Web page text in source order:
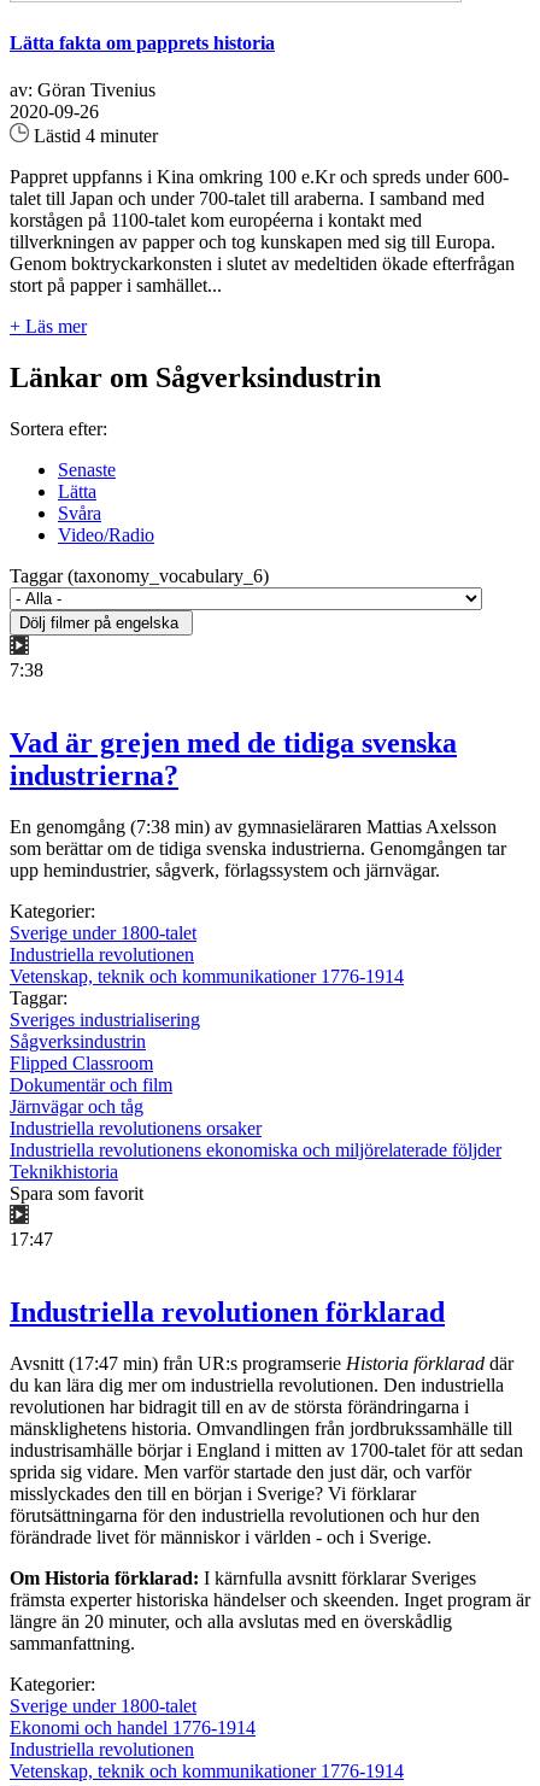
Lätta fakta om papprets historia
av: Göran Tivenius
2020-09-26
Lästid 4 minuter
Pappret uppfanns i Kina omkring 100 e.Kr och spreds under 600-
talet till Japan och under 700-talet till araberna. I samband med
korstågen på 1100-talet kom européerna i kontakt med
tillverkningen av papper och tog kunskapen med sig till Europa.
Genom boktryckarkonsten i slutet av medeltiden ökade efterfrågan
stort på papper i samhället...
+ Läs mer
Länkar om Sågverksindustrin
Sortera efter:
Senaste
Lätta
Svåra
Video/Radio
Taggar (taxonomy_vocabulary_6)
7:38
Vad är grejen med de tidiga svenska
industrierna?
En genomgång (7:38 min) av gymnasieläraren Mattias Axelsson
som berättar om de tidiga svenska industrierna. Genomgången tar
upp hemindustrier, sågverk, förlagssystem och järnvägar.
Kategorier:
Sverige under 1800-talet
Industriella revolutionen
Vetenskap, teknik och kommunikationer 1776-1914
Taggar:
Sveriges industrialisering
Sågverksindustrin
Flipped Classroom
Dokumentär och film
Järnvägar och tåg
Industriella revolutionens orsaker
Industriella revolutionens ekonomiska och miljörelaterade följder
Teknikhistoria
Spara som favorit
17:47
Industriella revolutionen förklarad
Avsnitt (17:47 min) från UR:s programserie Historia förklarad där
du kan lära dig mer om industriella revolutionen. Den industriella
revolutionen har bidragit till en av de största förändringarna i
mänsklighetens historia. Omvandlingen från jordbrukssamhälle till
industrisamhälle börjar i England i mitten av 1700-talet för att sedan
sprida sig vidare. Men varför startade den just där, och varför
misslyckades den till en början i Sverige? Vi förklarar
förutsättningarna för den industriella revolutionen och hur den
förändrade livet för människor i världen - och i Sverige.
Om Historia förklarad: I kärnfulla avsnitt förklarar Sveriges
främsta experter historiska händelser och skeenden. Inget program är
längre än 20 minuter, och alla avslutas med en överskådlig
sammanfattning.
Kategorier:
Sverige under 1800-talet
Ekonomi och handel 1776-1914
Industriella revolutionen
Vetenskap, teknik och kommunikationer 1776-1914